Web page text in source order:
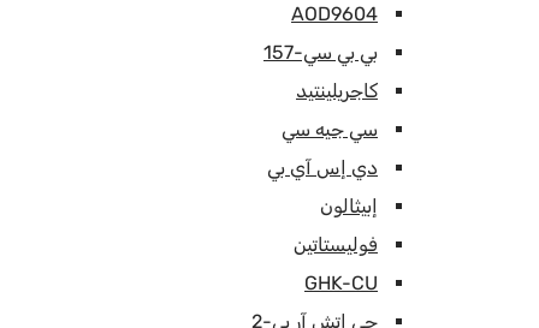
AOD9604
بي بي سي-157
كاجريلينتيد
سي جيه سي
دي إس آي بي
إبيثالون
فوليستاتين
GHK-CU
جي إتش آر بي-2